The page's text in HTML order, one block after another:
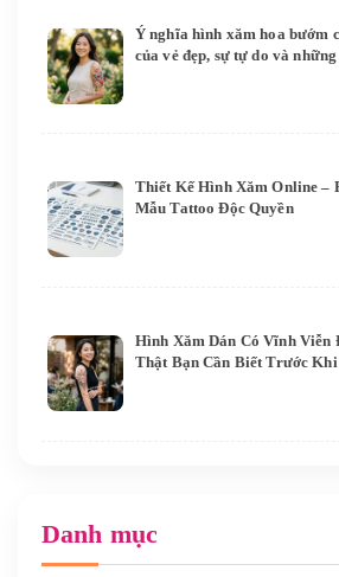
Ý nghĩa hình xăm hoa bướm
của vẻ đẹp, sự tự do và
Thiết Kế Hình Xăm Online –
Mẫu Tattoo Độc Quyền
Hình Xăm Dán Có Vĩnh Viễn
Thật Bạn Cần Biết Trước Khi
Danh mục